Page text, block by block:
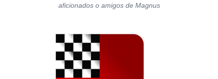
aficionados o amigos de Magnus